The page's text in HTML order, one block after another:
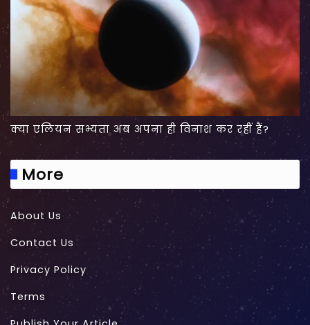
क्या एलियन सभ्यता अब अपना ही विनाश कर रहीं हैं?
More
About Us
Contact Us
Privacy Policy
Terms